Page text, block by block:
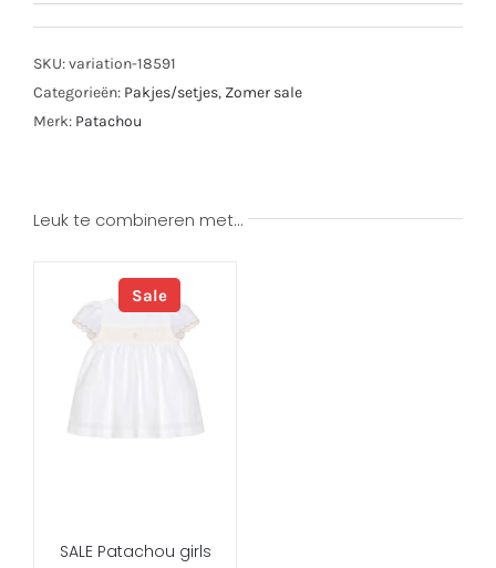
SKU:variation-18591
Categorieën: Pakjes/setjes, Zomer sale
Merk: Patachou
Leuk te combineren met…
Sale
SALE Patachou girls